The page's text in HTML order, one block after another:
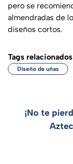
pero se
almendradas de
diseños cortos.
Tags relacionados
Diseño de uñas
¡No te